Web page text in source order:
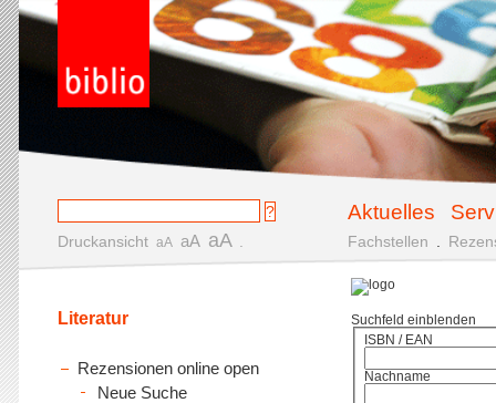
Aktuelles
Druckansicht aA aA aA Fachstellen
Suchfeld einblenden
ISBN / EAN
Nachname
Literatur
Rezensionen online open
Neue Suche